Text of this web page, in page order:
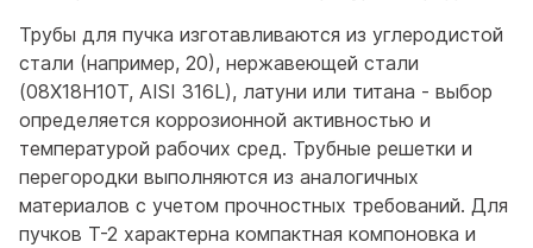
Трубы для пучка изготавливаются из углеродистой
стали (например, 20), нержавеющей стали
(08Х18Н10Т, AISI 316L), латуни или титана - выбор
определяется коррозионной активностью и
температурой рабочих сред. Трубные решетки и
перегородки выполняются из аналогичных
материалов с учетом прочностных требований. Для
пучков Т-2 характерна компактная компоновка и